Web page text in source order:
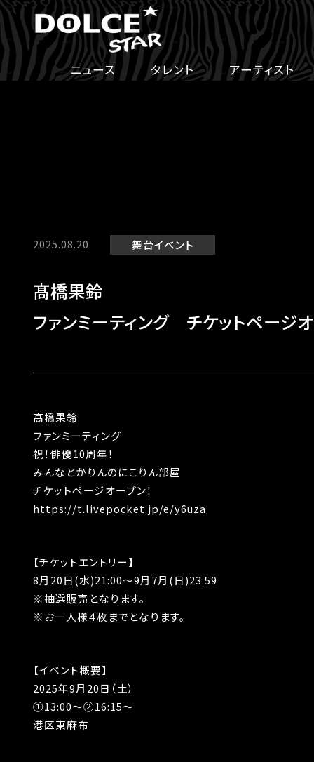
ニュース タレント アーティスト
2025.08.20 舞台イベント
髙橋果鈴
ファンミーティング チケットページオ
髙橋果鈴
ファンミーティング
祝！俳優10周年！
みんなとかりんのにこりん部屋
チケットページオープン！
https://t.livepocket.jp/e/y6uza
【チケットエントリー】
8月20日(水)21:00～9月7月(日)23:59
※抽選販売となります。
※お一人様４枚までとなります。
【イベント概要】
2025年9月20日（土）
①13:00〜②16:15〜
港区東麻布